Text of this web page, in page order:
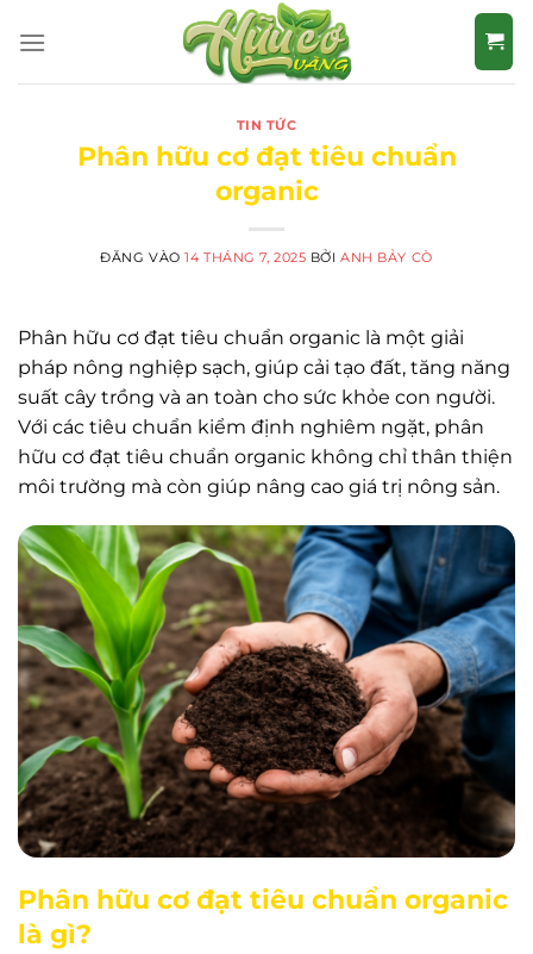
qua
TIN TỨC
Phân hữu cơ đạt tiêu chuẩn
organic
ĐĂNG VÀO14 THÁNG 7, 2025 BỞIANH BẢY CÒ
Phân hữu cơ đạt tiêu chuẩn organic là một giải
pháp nông nghiệp sạch, giúp cải tạo đất, tăng năng
suất cây trồng và an toàn cho sức khỏe con người.
Với các tiêu chuẩn kiểm định nghiêm ngặt, phân
hữu cơ đạt tiêu chuẩn organic không chỉ thân thiện
môi trường mà còn giúp nâng cao giá trị nông sản.
Phân hữu cơ đạt tiêu chuẩn organic
là gì?